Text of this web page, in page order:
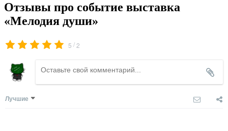
Отзывы про событие выставка
«Мелодия души»
5 /2
Лучшие